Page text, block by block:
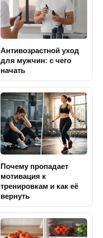
Антивозрастной уход
для мужчин: с чего
начать
Почему пропадает
мотивация к
тренировкам и как её
вернуть